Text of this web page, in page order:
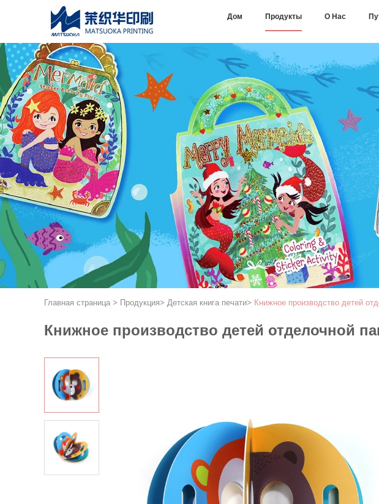
Дом Продукты О Нас
Главная страница > Продукция> Детская книга печати> Книжное производство детей
Книжное производство детей отделочной